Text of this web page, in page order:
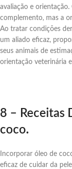
avaliação e
complemento, mas a
Ao tratar condições
um aliado eficaz,
seus animais de
orientação veterinária
8 – Receitas
coco.
Incorporar óleo de
eficaz de cuidar da